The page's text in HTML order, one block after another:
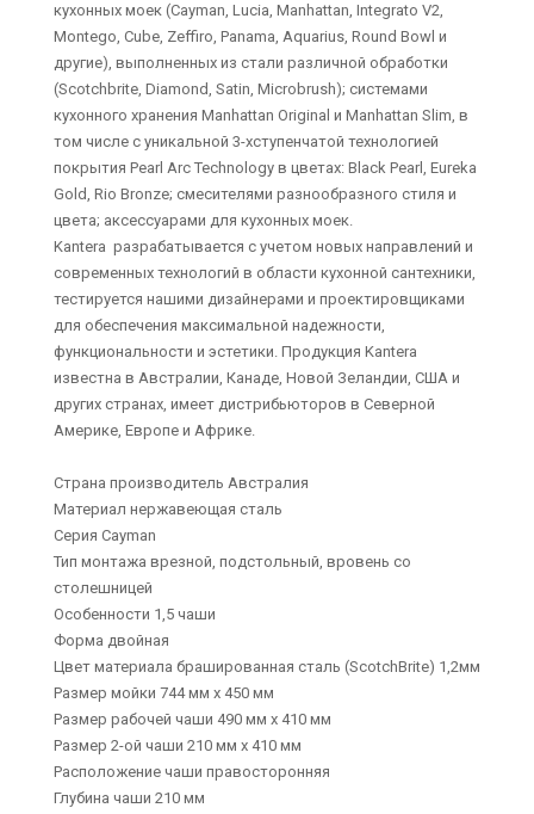
кухонных моек (Cayman, Lucia, Manhattan, Integrato V2,
Montego, Cube, Zeffiro, Panama, Aquarius, Round Bowl и
другие), выполненных из стали различной обработки
(Scotchbrite, Diamond, Satin, Microbrush); системами
кухонного хранения Manhattan Original и Manhattan Slim, в
том числе с уникальной 3-хступенчатой технологией
покрытия Pearl Arc Technology в цветах: Black Pearl, Eureka
Gold, Rio Bronze; смесителями разнообразного стиля и
цвета; аксессуарами для кухонных моек.
Kantera разрабатывается с учетом новых направлений и
современных технологий в области кухонной сантехники,
тестируется нашими дизайнерами и проектировщиками
для обеспечения максимальной надежности,
функциональности и эстетики. Продукция Kantera
известна в Австралии, Канаде, Новой Зеландии, США и
других странах, имеет дистрибьюторов в Северной
Америке, Европе и Африке.
Страна производитель Австралия
Материал нержавеющая сталь
Серия Cayman
Тип монтажа врезной, подстольный, вровень со
столешницей
Особенности 1,5 чаши
Форма двойная
Цвет материала брашированная сталь (ScotchBrite) 1,2мм
Размер мойки 744 мм х 450 мм
Размер рабочей чаши 490 мм х 410 мм
Размер 2-ой чаши 210 мм х 410 мм
Расположение чаши правосторонняя
Глубина чаши 210 мм